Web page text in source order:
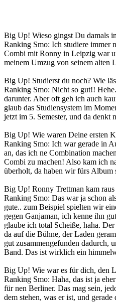
Big Up! Wieso gingst Du damals
Ranking Smo: Ich studiere immer
Combi mit Ronny in Leipzig war
meinem Umzug von seinem alten
Big Up! Studierst du noch? Wie
Ranking Smo: Nicht so gut!!
darunter. Aber oft geh ich auch
glaub das Studiensystem im
jetzt im 5. Semester, und da denkt
Big Up! Wie waren Deine ersten
Ranking Smo: Ich war gerade in
an, das ich ne Combination
Combi zu machen! Also kam ich
überholt, da haben wir fürs Album
Big Up! Ronny Trettman kam
Ranking Smo: Das war ja schon
gute.. zum Beispiel spielten wir
gegen Ganjaman, ich kenne ihn
glaube ich total Scheiße, haha.
da auf die Bühne, der Laden
gut zusammengefunden dadurch,
Band. Das ist wirklich ein
Big Up! Wie war es für dich, den
Ranking Smo: Haha, das ist ja
für nen Berliner. Das mag sein,
dem stehen, was er ist, und